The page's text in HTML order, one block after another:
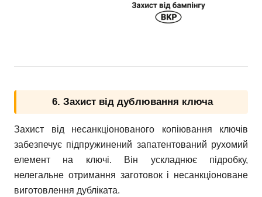
6. Захист від дублювання ключа
Захист від несанкціонованого копіювання ключів
забезпечує підпружинений запатентований рухомий
елемент на ключі. Він ускладнює підробку,
нелегальне отримання заготовок і несанкціоноване
виготовлення дубліката.